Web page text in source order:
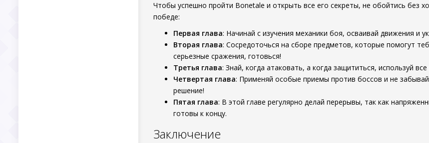
Чтобы успешно пройти Bonetale и открыть все его секреты, не обойтись без
победе:
Первая глава: Начинай с изучения механики боя, осваивай движения и
Вторая глава: Сосредоточься на сборе предметов, которые помогут
серьезные сражения, готовься!
Третья глава: Знай, когда атаковать, а когда защититься, используй
Четвертая глава: Применяй особые приемы против боссов и не
решение!
Пятая глава: В этой главе регулярно делай перерывы, так как
готовы к концу.
Заключение